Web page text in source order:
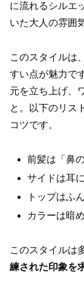
に流れるシルエ
いた大人の雰囲
このスタイルは
すい点が魅力で
元を立ち上げ、
と。以下のリス
コツです。
前髪は「鼻
サイドは耳
トップはふ
カラーは暗
このスタイルは
練された印象を